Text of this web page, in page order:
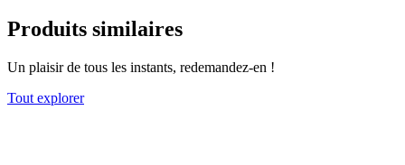
Produits similaires
Un plaisir de tous les instants, redemandez-en !
Tout explorer